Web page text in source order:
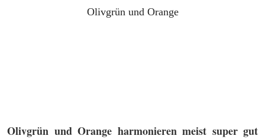
Olivgrün und Orange
Olivgrün und Orange harmonieren meist super gut